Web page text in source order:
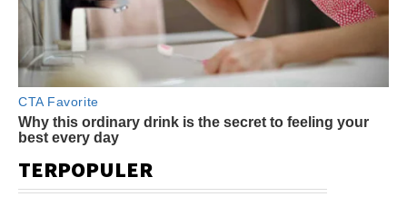
TERPOPULER